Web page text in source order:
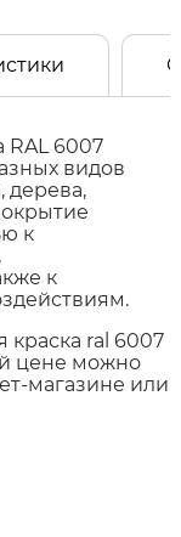
RAL 6007
видов
дерева,
к
к
ral 6007
цене можно
магазине или